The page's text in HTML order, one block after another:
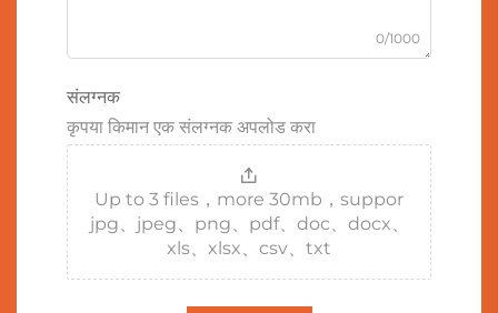
0/1000
संलग्नक
कृपया किमान एक संलग्नक अपलोड करा
Up to 3 files，more 30mb，suppor
jpg、jpeg、png、pdf、doc、docx、
xls、xlsx、csv、txt